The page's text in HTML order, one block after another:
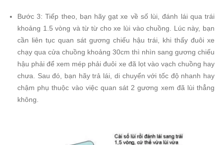
Bước 3: Tiếp theo, bạn hãy gạt xe về số lùi, đánh lái qua trái
khoảng 1.5 vòng và từ từ cho xe lùi vào chuồng. Lúc này, bạn
cần liên tục quan sát gương chiếu hậu trái, khi thấy đuôi xe
chạy qua cửa chuồng khoảng 30cm thì nhìn sang gương chiếu
hậu phải để xem mép phải đuôi xe đã lọt vào vạch chuồng hay
chưa. Sau đó, bạn hãy trả lái, di chuyển với tốc độ nhanh hay
chậm phụ thuộc vào việc quan sát 2 gương xem đã lùi thẳng
không.